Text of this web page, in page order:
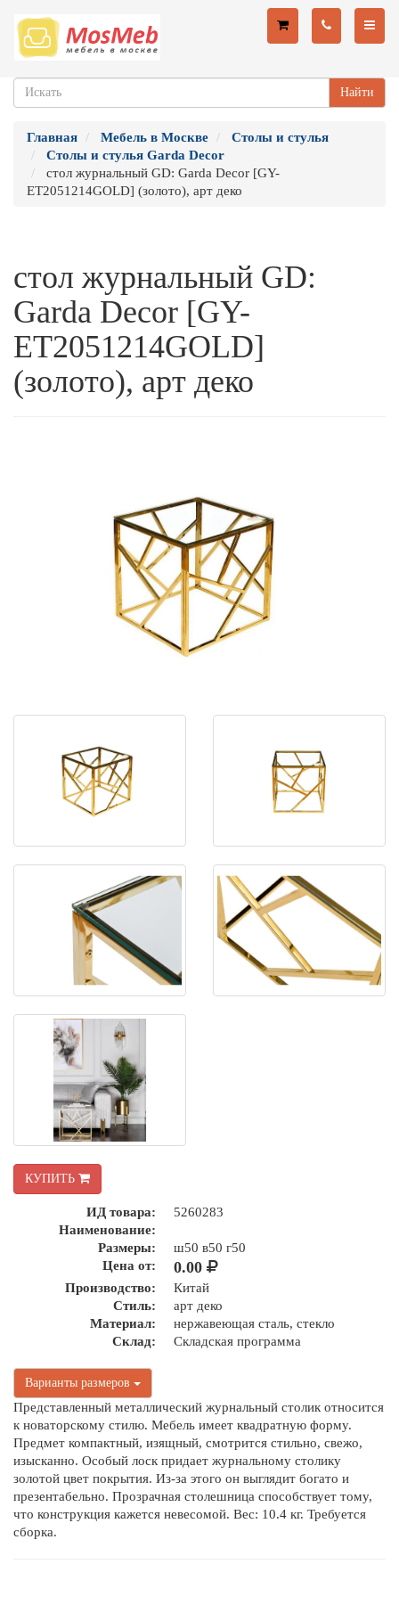
Найти
Главная Мебель в Москве
Столы и стулья
Столы и стулья Garda Decor
стол журнальный GD: Garda Decor [GY-
ET2051214GOLD] (золото), арт деко
стол журнальный GD:
Garda Decor [GY-
ET2051214GOLD]
(золото), арт деко
КУПИТЬ
ИД товара:
5260283
Наименование:
Размеры:
ш50 в50 г50
Цена от:
0.00
Производство:
Китай
Стиль:
арт деко
Материал:
нержавеющая сталь, стекло
Склад:
Складская программа
Варианты размеров
Представленный металлический журнальный столик относится
к новаторскому стилю. Мебель имеет квадратную форму.
Предмет компактный, изящный, смотрится стильно, свежо,
изысканно. Особый лоск придает журнальному столику
золотой цвет покрытия. Из-за этого он выглядит богато и
презентабельно. Прозрачная столешница способствует тому,
что конструкция кажется невесомой. Вес: 10.4 кг. Требуется
сборка.